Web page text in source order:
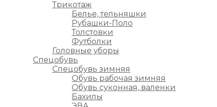
Трикотаж
Белье, тельняшки
Рубашки-Поло
Толстовки
Футболки
Головные уборы
Спецобувь
Спецобувь зимняя
Обувь рабочая зимняя
Обувь суконная, валенки
Бахилы